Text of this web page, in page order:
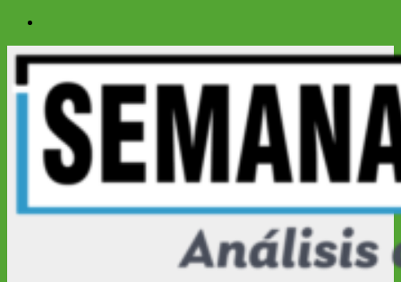
Saltar
contenido